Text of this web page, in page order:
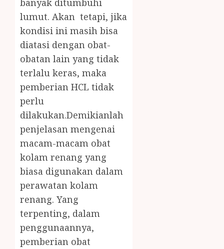
banyak ditumbuhi
lumut. Akan tetapi, jika
kondisi ini masih bisa
diatasi dengan obat-
obatan lain yang tidak
terlalu keras, maka
pemberian HCL tidak
perlu
dilakukan.Demikianlah
penjelasan mengenai
macam-macam obat
kolam renang yang
biasa digunakan dalam
perawatan kolam
renang. Yang
terpenting, dalam
penggunaannya,
pemberian obat